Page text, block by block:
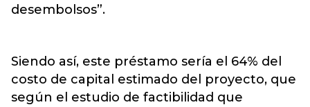
desembolsos”.
Siendo así, este préstamo sería el 64% del
costo de capital estimado del proyecto, que
según el estudio de factibilidad que